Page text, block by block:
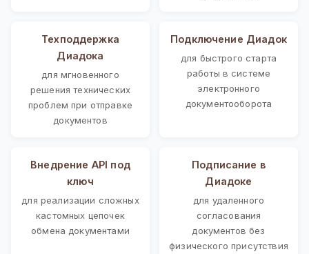
Техподдержка
Диадока
для мгновенного
решения технических
проблем при отправке
документов
Подключение Диадок
для быстрого старта
работы в системе
электронного
документооборота
Внедрение API под
ключ
для реализации сложных
кастомных цепочек
обмена документами
Подписание в
Диадоке
для удаленного
согласования
документов без
физического присутствия